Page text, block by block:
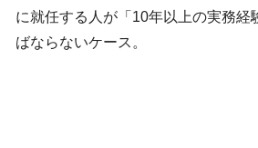
に就任する人が「10年以上の実務経
ばならないケース。